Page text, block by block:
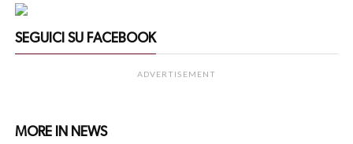
SEGUICI SU FACEBOOK
ADVERTISEMENT
MORE IN NEWS